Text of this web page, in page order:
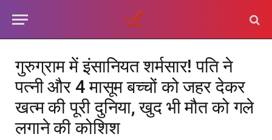
गुरुग्राम में इंसानियत शर्मसार! पति ने
पत्नी और 4 मासूम बच्चों को जहर देकर
खत्म की पूरी दुनिया, खुद भी मौत को गले
लगाने की कोशिश